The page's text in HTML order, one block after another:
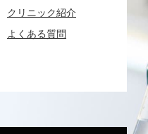
クリニック紹介
よくある質問